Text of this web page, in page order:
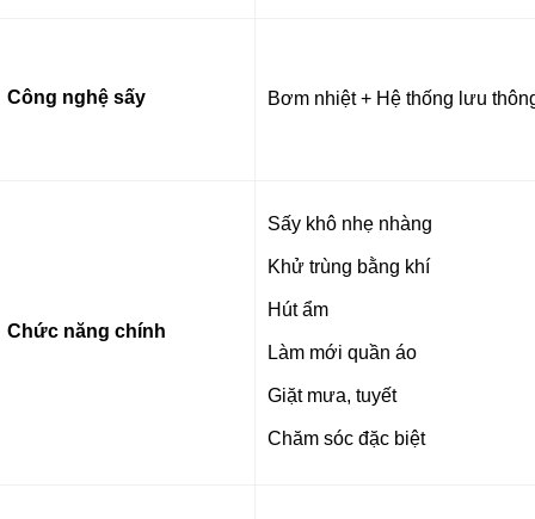
Công nghệ sấy Bơm nhiệt + Hệ thống lưu
Chức năng chính
Sấy khô nhẹ nhàng
Khử trùng bằng khí
Hút ẩm
Làm mới quần áo
Giặt mưa, tuyết
Chăm sóc đặc biệt